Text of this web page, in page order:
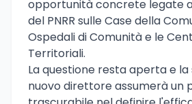
opportunità concrete legate
del PNRR sulle Case della
Ospedali di Comunità e le
Territoriali.
La questione resta aperta e la
nuovo direttore assumerà un